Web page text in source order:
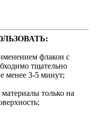
флакон с
тщательно
менее 3-5 минут;
только на